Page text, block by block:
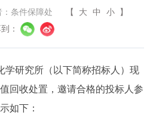
：条件保障处 【 大 中 小 】
：
学研究所（以下简称招标人）现
回收处置，邀请合格的投标人参
如下：